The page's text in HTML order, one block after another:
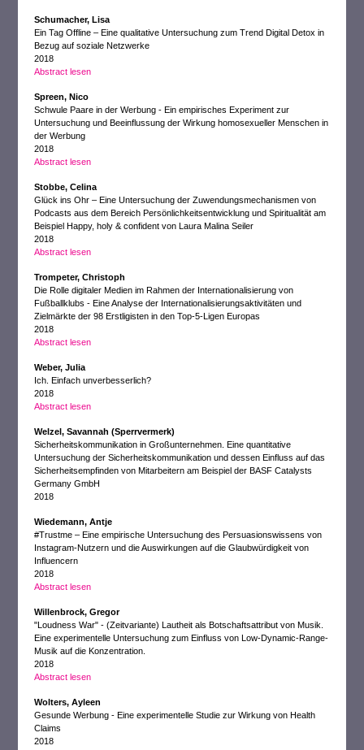
Schumacher, Lisa
Ein Tag Offline – Eine qualitative Untersuchung zum Trend Digital Detox in
Bezug auf soziale Netzwerke
2018
Abstract lesen
Spreen, Nico
Schwule Paare in der Werbung - Ein empirisches Experiment zur
Untersuchung und Beeinflussung der Wirkung homosexueller Menschen in
der Werbung
2018
Abstract lesen
Stobbe, Celina
Glück ins Ohr – Eine Untersuchung der Zuwendungsmechanismen von
Podcasts aus dem Bereich Persönlichkeitsentwicklung und Spiritualität am
Beispiel Happy, holy & confident von Laura Malina Seiler
2018
Abstract lesen
Trompeter, Christoph
Die Rolle digitaler Medien im Rahmen der Internationalisierung von
Fußballklubs - Eine Analyse der Internationalisierungsaktivitäten und
Zielmärkte der 98 Erstligisten in den Top-5-Ligen Europas
2018
Abstract lesen
Weber, Julia
Ich. Einfach unverbesserlich?
2018
Abstract lesen
Welzel, Savannah (Sperrvermerk)
Sicherheitskommunikation in Großunternehmen. Eine quantitative
Untersuchung der Sicherheitskommunikation und dessen Einfluss auf das
Sicherheitsempfinden von Mitarbeitern am Beispiel der BASF Catalysts
Germany GmbH
2018
Wiedemann, Antje
#Trustme – Eine empirische Untersuchung des Persuasionswissens von
Instagram-Nutzern und die Auswirkungen auf die Glaubwürdigkeit von
Influencern
2018
Abstract lesen
Willenbrock, Gregor
"Loudness War" - (Zeitvariante) Lautheit als Botschaftsattribut von Musik.
Eine experimentelle Untersuchung zum Einfluss von Low-Dynamic-Range-
Musik auf die Konzentration.
2018
Abstract lesen
Wolters, Ayleen
Gesunde Werbung - Eine experimentelle Studie zur Wirkung von Health
Claims
2018